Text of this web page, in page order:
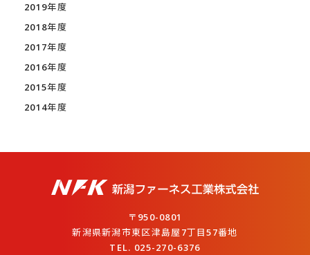
2019年度
2018年度
2017年度
2016年度
2015年度
2014年度
〒950-0801
新潟県新潟市東区津島屋7丁目57番地
TEL. 025-270-6376